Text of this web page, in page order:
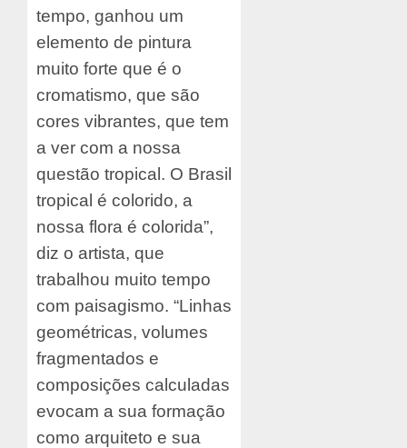
tempo, ganhou um
elemento de pintura
muito forte que é o
cromatismo, que são
cores vibrantes, que tem
a ver com a nossa
questão tropical. O Brasil
tropical é colorido, a
nossa flora é colorida”,
diz o artista, que
trabalhou muito tempo
com paisagismo. “Linhas
geométricas, volumes
fragmentados e
composições calculadas
evocam a sua formação
como arquiteto e sua